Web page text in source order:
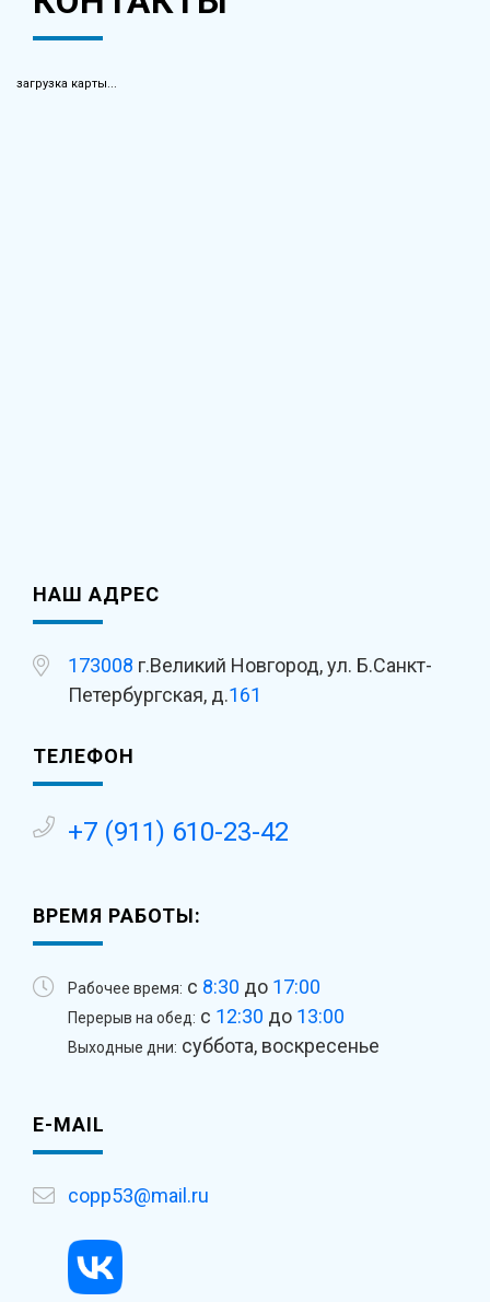
загрузка карты...
НАШ АДРЕС
173008 г.Великий Новгород, ул. Б.Санкт-
Петербургская, д.161
ТЕЛЕФОН
+7 (911) 610-23-42
ВРЕМЯ РАБОТЫ:
Рабочее время: с 8:30 до 17:00
Перерыв на обед: с 12:30 до 13:00
Выходные дни: суббота, воскресенье
E-MAIL
copp53@mail.ru